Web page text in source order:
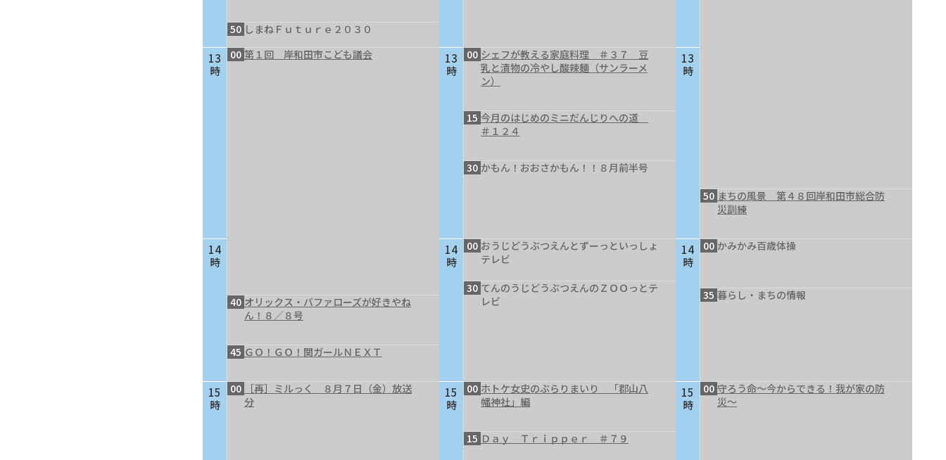
13
時
14
時
15
時
50 しまねＦｕｔｕｒｅ２０３０
00 第１回 岸和田市こども議会
40 オリックス・バファローズが好きやね
ん！８／８号
45 ＧＯ！ＧＯ！関ガールＮＥＸＴ
00
［再］ミルっく ８月７日（金）放送
分
13
時
14
時
15
時
00 シェフが教える家庭料理 ＃３７ 豆
乳と漬物の冷やし酸辣麺（サンラーメ
ン）
15 今月のはじめのミニだんじりへの道
＃１２４
30 かもん！おおさかもん！！８月前半号
00 おうじどうぶつえんとずーっといっしょ
テレビ
30 てんのうじどうぶつえんのＺＯＯっとテ
レビ
00 ホトケ女史のぶらりまいり 「郡山八
幡神社」編
15 Ｄａｙ Ｔｒｉｐｐｅｒ ＃７９
13
時
14
時
15
時
50 まちの風景 第４８回岸和田市総合防
災訓練
00 かみかみ百歳体操
35 暮らし・まちの情報
00 守ろう命～今からできる！我が家の防
災～